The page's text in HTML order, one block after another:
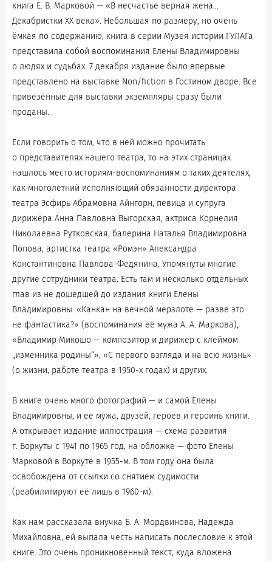
книга Е. В. Марковой — «В несчастье верная жена…
Декабристки ХХ века». Небольшая по размеру, но очень
ёмкая по содержанию, книга в серии Музея истории ГУЛАГа
представила собой воспоминания Елены Владимировны
о людях и судьбах. 7 декабря издание было впервые
представлено на выставке Non/fiction в Гостином дворе. Все
привезённые для выставки экземпляры сразу были
проданы.
Если говорить о том, что в ней можно прочитать
о представителях нашего театра, то на этих страницах
нашлось место историям-воспоминаниям о таких деятелях,
как многолетний исполняющий обязанности директора
театра Эсфирь Абрамовна Айнгорн, певица и супруга
дирижёра Анна Павловна Выгорская, актриса Корнелия
Николаевна Рутковская, балерина Наталья Владимировна
Попова, артистка театра «Ромэн» Александра
Константиновна Павлова-Федянина. Упомянуты многие
другие сотрудники театра. Есть там и несколько отдельных
глав из не дошедшей до издания книги Елены
Владимировны: «Канкан на вечной мерзлоте — разве это
не фантастика?» (воспоминания её мужа А. А. Маркова),
«Владимир Микошо — композитор и дирижер с клеймом
„изменника родины“», «С первого взгляда и на всю жизнь»
(о жизни, работе театра в 1950-х годах) и других.
В книге очень много фотографий — и самой Елены
Владимировны, и ее мужа, друзей, героев и героинь книги.
А открывает издание иллюстрация — схема развития
г. Воркуты с 1941 по 1965 год, на обложке — фото Елены
Марковой в Воркуте в 1955-м. В том году она была
освобождена от ссылки со снятием судимости
(реабилитируют её лишь в 1960-м).
Как нам рассказала внучка Б. А. Мордвинова, Надежда
Михайловна, ей выпала честь написать послесловие к этой
книге. Это очень проникновенный текст, куда вложена